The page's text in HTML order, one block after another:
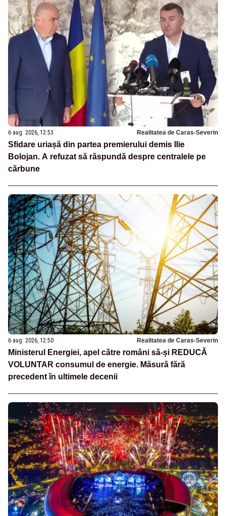
6 aug. 2026, 12:53 Realitatea de Caras-Severin
Sfidare uriașă din partea premierului demis Ilie
Bolojan. A refuzat să răspundă despre centralele pe
cărbune
6 aug. 2026, 12:50 Realitatea de Caras-Severin
Ministerul Energiei, apel către români să-și REDUCĂ
VOLUNTAR consumul de energie. Măsură fără
precedent în ultimele decenii